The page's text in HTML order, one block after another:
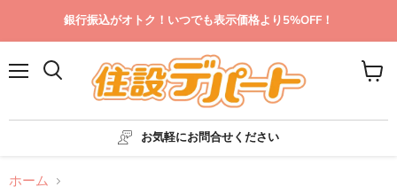
銀行振込がオトク！いつでも表示価格より5%OFF！
お気軽にお問合せください
カ
ト
ホーム